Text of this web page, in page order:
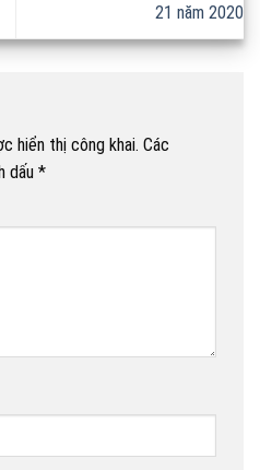
21 năm 2020
hiển thị công khai. Các
dấu *